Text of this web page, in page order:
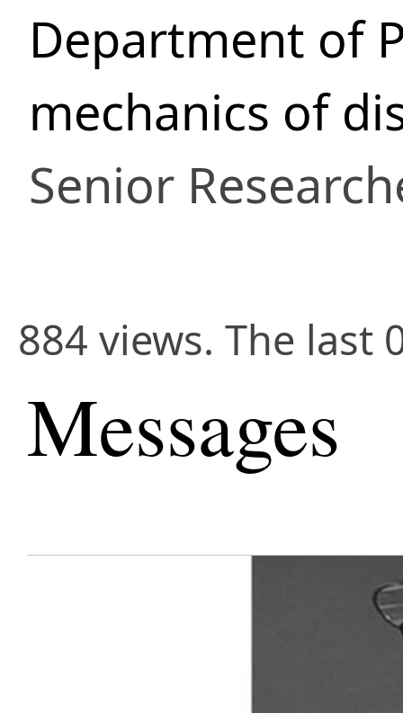
Department of
mechanics of
Senior
884 views. The last
Messages